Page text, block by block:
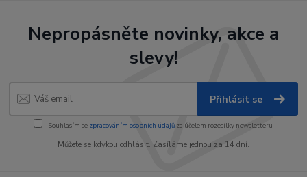
Nepropásněte novinky, akce a
slevy!
Přihlásit se
Souhlasím se zpracováním osobních údajůza účelem rozesílky newsletteru.
Můžete se kdykoli odhlásit. Zasíláme jednou za 14 dní.